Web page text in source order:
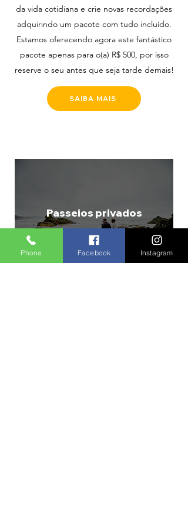
da vida cotidiana e crie novas recordações
adquirindo um pacote com tudo incluído.
Estamos oferecendo agora este fantástico
pacote apenas para o(a) R$ 500, por isso
reserve o seu antes que seja tarde demais!
SAIBA MAIS
Passeios privados
Phone Facebook Instagram